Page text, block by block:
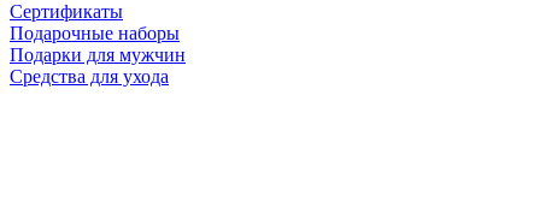
Сертификаты
Подарочные наборы
Подарки для мужчин
Средства для ухода